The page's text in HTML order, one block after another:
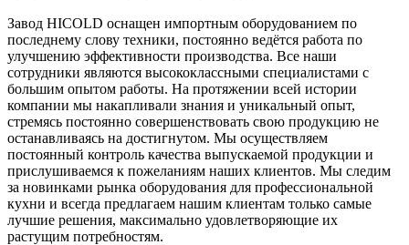
Завод HICOLD оснащен импортным оборудованием по
последнему слову техники, постоянно ведётся работа по
улучшению эффективности производства. Все наши
сотрудники являются высококлассными специалистами с
большим опытом работы. На протяжении всей истории
компании мы накапливали знания и уникальный опыт,
стремясь постоянно совершенствовать свою продукцию не
останавливаясь на достигнутом. Мы осуществляем
постоянный контроль качества выпускаемой продукции и
прислушиваемся к пожеланиям наших клиентов. Мы следим
за новинками рынка оборудования для профессиональной
кухни и всегда предлагаем нашим клиентам только самые
лучшие решения, максимально удовлетворяющие их
растущим потребностям.